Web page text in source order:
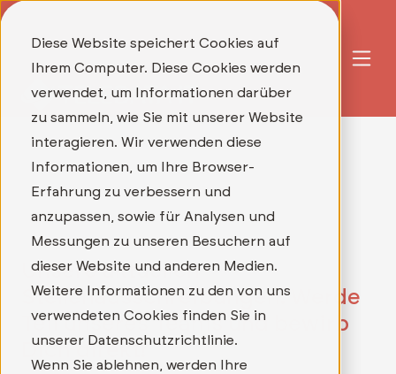
Diese Website speichert Cookies auf
Ihrem Computer. Diese Cookies werden
verwendet, um Informationen darüber
zu sammeln, wie Sie mit unserer Website
interagieren. Wir verwenden diese
Informationen, um Ihre Browser-
Erfahrung zu verbessern und
anzupassen, sowie für Analysen und
Messungen zu unseren Besuchern auf
dieser Website und anderen Medien.
Weitere Informationen zu den von uns
verwendeten Cookies finden Sie in
unserer Datenschutzrichtlinie.
Wenn Sie ablehnen, werden Ihre
Unsere aktuellen
Stellenausschreibungen: Werde
Teil unseres Teams und bewirb
Dich direkt!